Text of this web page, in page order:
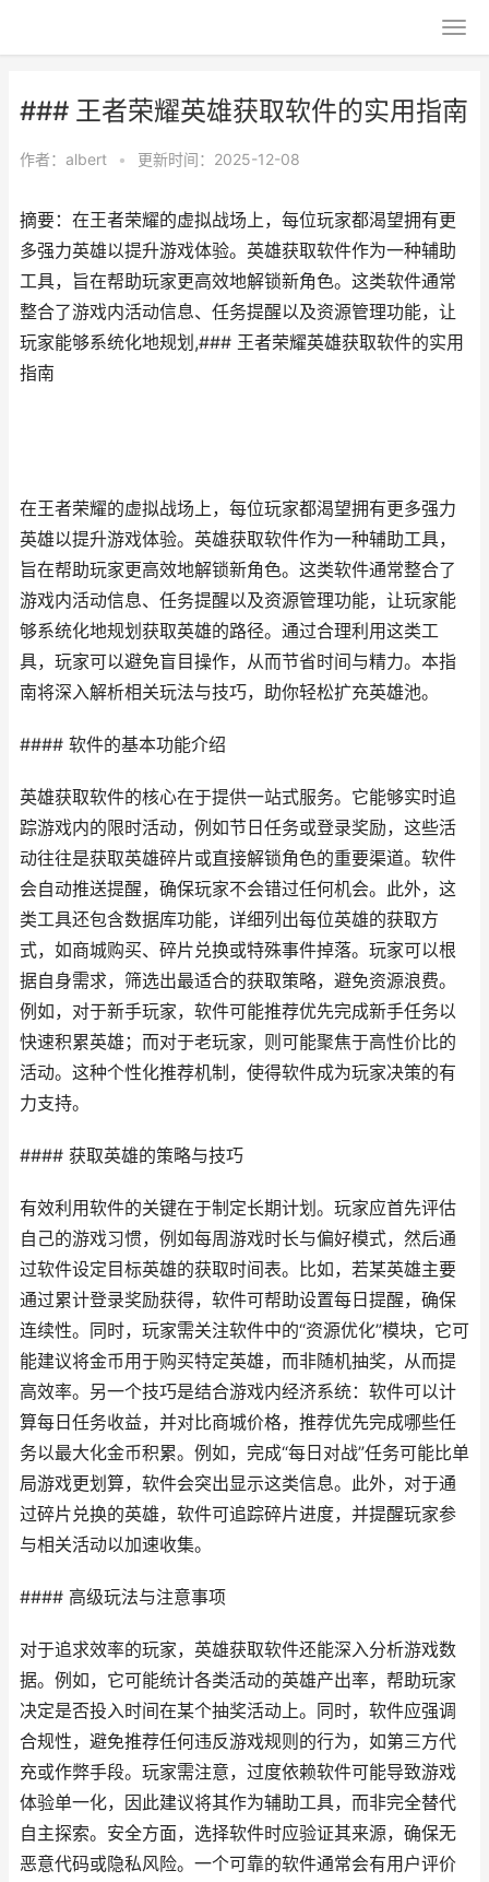
### 王者荣耀英雄获取软件的实用指南
作者： albert • 更新时间：2025-12-08
摘要：在王者荣耀的虚拟战场上，每位玩家都渴望拥有更
多强力英雄以提升游戏体验。英雄获取软件作为一种辅助
工具，旨在帮助玩家更高效地解锁新角色。这类软件通常
整合了游戏内活动信息、任务提醒以及资源管理功能，让
玩家能够系统化地规划,### 王者荣耀英雄获取软件的实用
指南
在王者荣耀的虚拟战场上，每位玩家都渴望拥有更多强力
英雄以提升游戏体验。英雄获取软件作为一种辅助工具，
旨在帮助玩家更高效地解锁新角色。这类软件通常整合了
游戏内活动信息、任务提醒以及资源管理功能，让玩家能
够系统化地规划获取英雄的路径。通过合理利用这类工
具，玩家可以避免盲目操作，从而节省时间与精力。本指
南将深入解析相关玩法与技巧，助你轻松扩充英雄池。
#### 软件的基本功能介绍
英雄获取软件的核心在于提供一站式服务。它能够实时追
踪游戏内的限时活动，例如节日任务或登录奖励，这些活
动往往是获取英雄碎片或直接解锁角色的重要渠道。软件
会自动推送提醒，确保玩家不会错过任何机会。此外，这
类工具还包含数据库功能，详细列出每位英雄的获取方
式，如商城购买、碎片兑换或特殊事件掉落。玩家可以根
据自身需求，筛选出最适合的获取策略，避免资源浪费。
例如，对于新手玩家，软件可能推荐优先完成新手任务以
快速积累英雄；而对于老玩家，则可能聚焦于高性价比的
活动。这种个性化推荐机制，使得软件成为玩家决策的有
力支持。
#### 获取英雄的策略与技巧
有效利用软件的关键在于制定长期计划。玩家应首先评估
自己的游戏习惯，例如每周游戏时长与偏好模式，然后通
过软件设定目标英雄的获取时间表。比如，若某英雄主要
通过累计登录奖励获得，软件可帮助设置每日提醒，确保
连续性。同时，玩家需关注软件中的“资源优化”模块，它可
能建议将金币用于购买特定英雄，而非随机抽奖，从而提
高效率。另一个技巧是结合游戏内经济系统：软件可以计
算每日任务收益，并对比商城价格，推荐优先完成哪些任
务以最大化金币积累。例如，完成“每日对战”任务可能比单
局游戏更划算，软件会突出显示这类信息。此外，对于通
过碎片兑换的英雄，软件可追踪碎片进度，并提醒玩家参
与相关活动以加速收集。
#### 高级玩法与注意事项
对于追求效率的玩家，英雄获取软件还能深入分析游戏数
据。例如，它可能统计各类活动的英雄产出率，帮助玩家
决定是否投入时间在某个抽奖活动上。同时，软件应强调
合规性，避免推荐任何违反游戏规则的行为，如第三方代
充或作弊手段。玩家需注意，过度依赖软件可能导致游戏
体验单一化，因此建议将其作为辅助工具，而非完全替代
自主探索。安全方面，选择软件时应验证其来源，确保无
恶意代码或隐私风险。一个可靠的软件通常会有用户评价